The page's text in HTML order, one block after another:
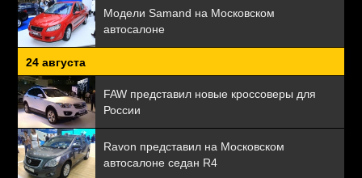
Модели Samand на Московском
автосалоне
24 августа
FAW представил новые кроссоверы для
России
Ravon представил на Московском
автосалоне седан R4